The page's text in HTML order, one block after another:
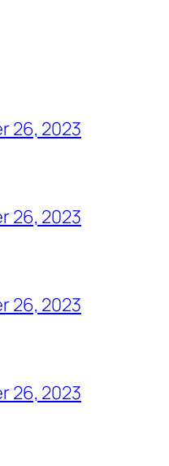
26, 2023
26, 2023
26, 2023
26, 2023